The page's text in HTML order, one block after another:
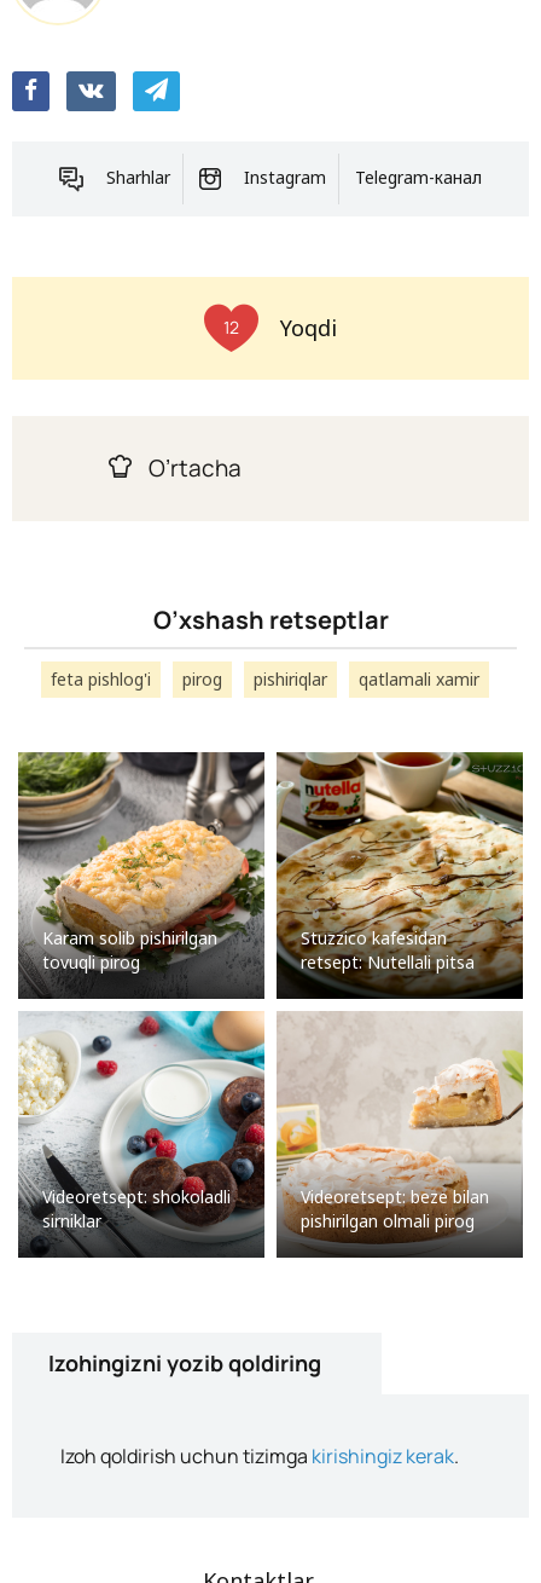
Sharhlar Instagram Telegram-канал
12 Yoqdi
O’rtacha
O’xshash retseptlar
feta pishlog'i pirog pishiriqlar qatlamali xamir
Karam solib pishirilgan
tovuqli pirog
Stuzzico kafesidan
retsept: Nutellali pitsa
Videoretsept: shokoladli
sirniklar
Videoretsept: beze bilan
pishirilgan olmali pirog
Izohingizni yozib qoldiring
Izoh qoldirish uchun tizimga kirishingiz kerak.